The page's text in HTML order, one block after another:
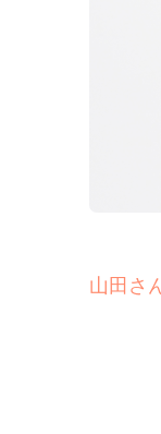
山田さ